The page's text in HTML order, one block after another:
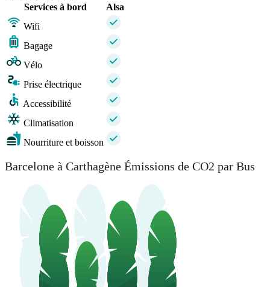
Services à bord
Alsa
Wifi
Bagage
Vélo
Prise électrique
Accessibilité
Climatisation
Nourriture et boisson
Barcelone à Carthagène Émissions de CO2 par Bus